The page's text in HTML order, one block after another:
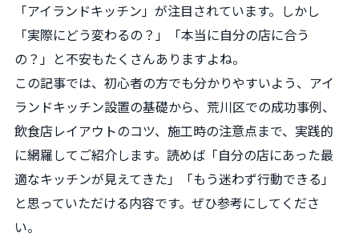
「アイランドキッチン」が注目されています。しかし
「実際にどう変わるの？」「本当に自分の店に合う
の？」と不安もたくさんありますよね。
この記事では、初心者の方でも分かりやすいよう、アイ
ランドキッチン設置の基礎から、荒川区での成功事例、
飲食店レイアウトのコツ、施工時の注意点まで、実践的
に網羅してご紹介します。読めば「自分の店にあった最
適なキッチンが見えてきた」「もう迷わず行動できる」
と思っていただける内容です。ぜひ参考にしてくださ
い。